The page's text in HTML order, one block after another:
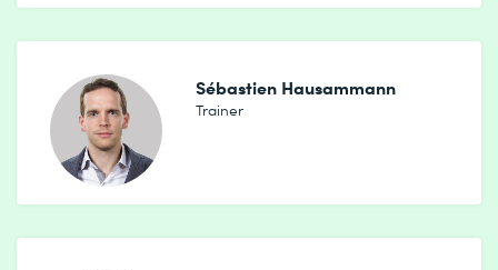
Sébastien Hausammann
Trainer